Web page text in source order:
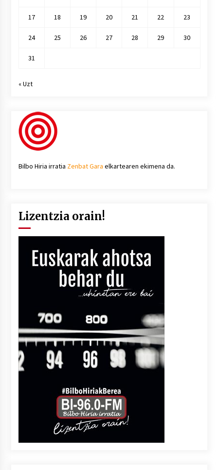
17 18 19 20 21 22 23
24 25 26 27 28 29 30
31
« Uzt
Bilbo Hiria irratia Zenbat Gara elkartearen ekimena da.
Lizentzia orain!